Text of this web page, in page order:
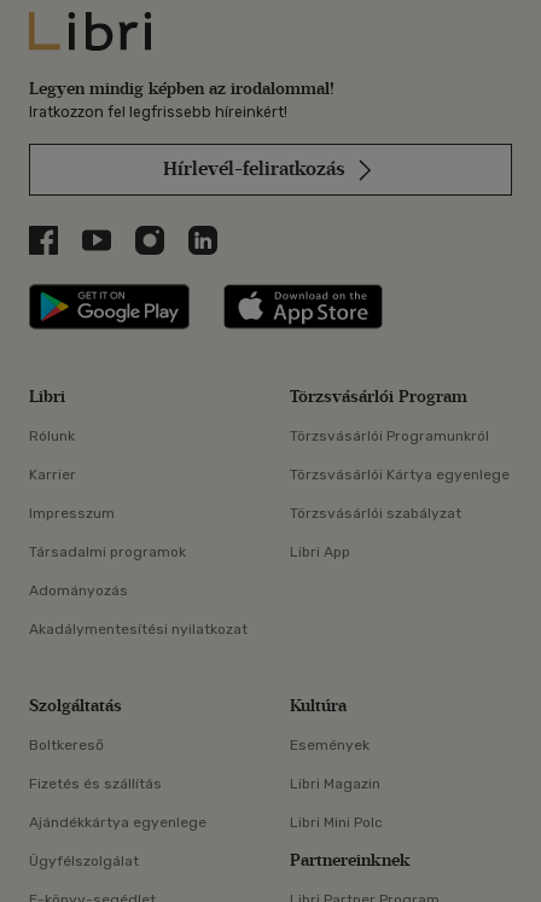
Libri
Legyen mindig képben az irodalommal!
Iratkozzon fel legfrissebb híreinkért!
Hírlevél-feliratkozás
Libri a Facebookon
Libri a Youtube-on
Libri az Instagramon
Libri a LinkedInen
Libri applikáció Szerezd meg: Google
Libri
Rólunk
Karrier
Impresszum
Társadalmi programok
Adományozás
Akadálymentesítési nyilatkozat
Törzsvásárlói Program
Törzsvásárlói Programunkról
Törzsvásárlói Kártya egyenlege
Törzsvásárlói szabályzat
Libri App
Szolgáltatás
Boltkereső
Fizetés és szállítás
Ajándékkártya egyenlege
Ügyfélszolgálat
Kultúra
Események
Libri Magazin
Libri Mini Polc
Partnereinknek